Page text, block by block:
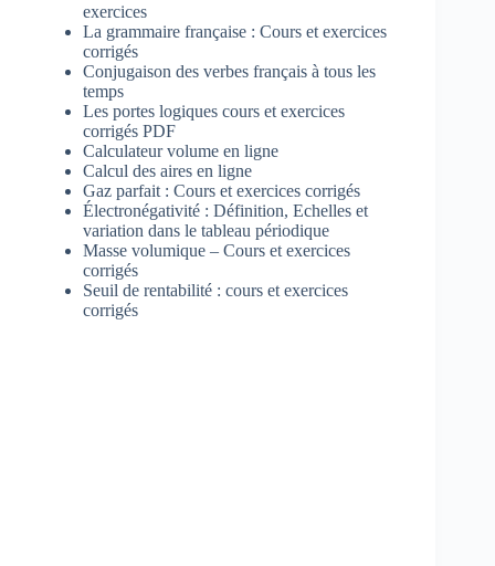
exercices
La grammaire française : Cours et exercices
corrigés
Conjugaison des verbes français à tous les
temps
Les portes logiques cours et exercices
corrigés PDF
Calculateur volume en ligne
Calcul des aires en ligne
Gaz parfait : Cours et exercices corrigés
Électronégativité : Définition, Echelles et
variation dans le tableau périodique
Masse volumique – Cours et exercices
corrigés
Seuil de rentabilité : cours et exercices
corrigés